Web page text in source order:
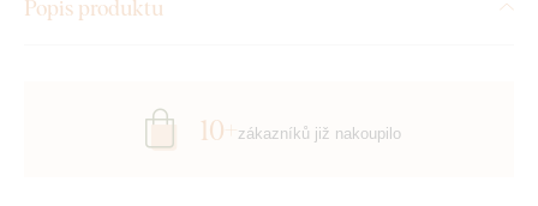
Popis produktu
10+ zákazníků již nakoupilo